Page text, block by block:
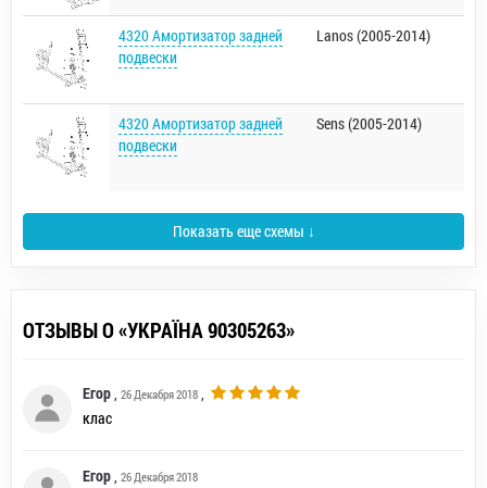
4320 Амортизатор задней
подвески
Lanos (2005-2014)
4320 Амортизатор задней
подвески
Sens (2005-2014)
Показать еще схемы ↓
ОТЗЫВЫ О «УКРАЇНА 90305263»
Егор 26 Декабря 2018
клас
Егор 26 Декабря 2018